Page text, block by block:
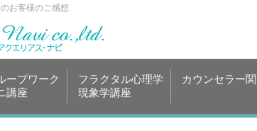
お客様のご感想
ープワーク
講座
フラクタル心理学
現象学講座
カウンセラー